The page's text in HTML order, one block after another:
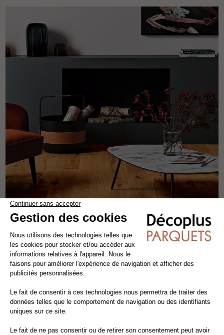
HAVANA
parquet contrecollé - flottant
57,33€ TTC/m² 49,00€ HT/m²